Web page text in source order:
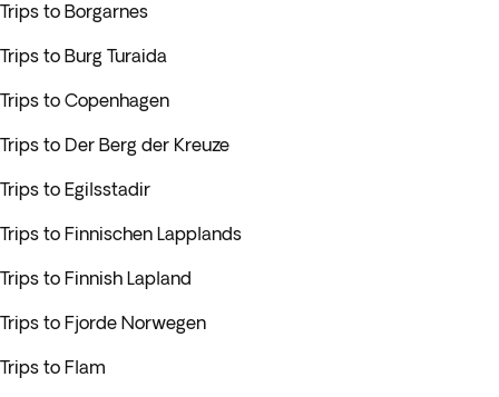
Trips to Borgarnes
Trips to Burg Turaida
Trips to Copenhagen
Trips to Der Berg der Kreuze
Trips to Egilsstadir
Trips to Finnischen Lapplands
Trips to Finnish Lapland
Trips to Fjorde Norwegen
Trips to Flam